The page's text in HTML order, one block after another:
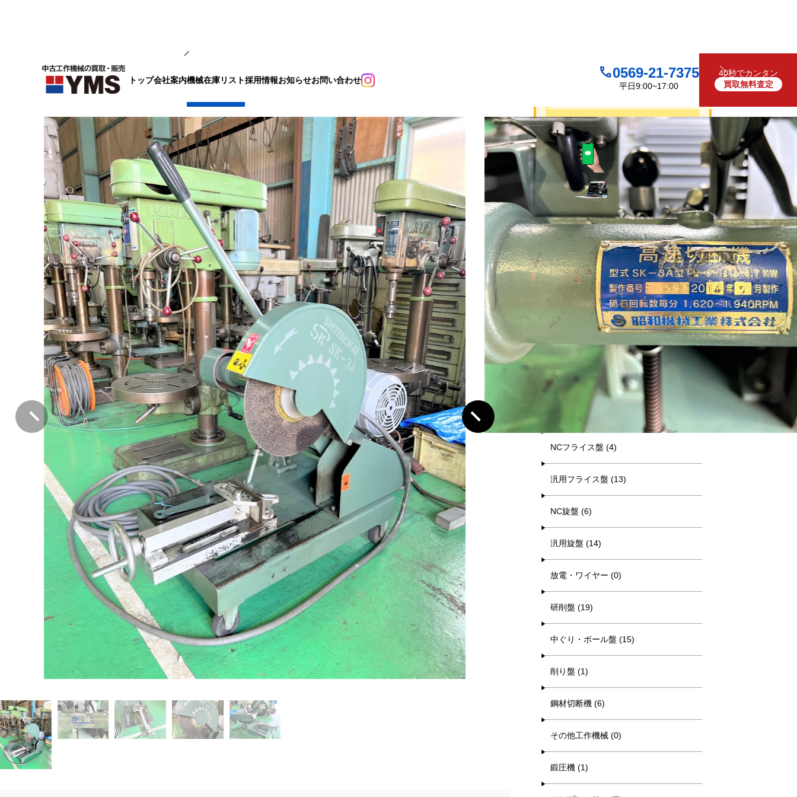
トップ会社案内機械在庫リスト採用情報お知らせお問い合わせ 0569-21-7375
平日9:00~17:00
40秒でカンタン
買取無料査定
砥石切断機 買取について
お見積り・査定は
LINEで査定（友だち追加）
買取フォームで査定
お電話でも受け付けております
0569-21-7375
平日9:00~17:00
キーワード検索
カテゴリー一覧
マシニング (8)
NCフライス盤 (4)
汎用フライス盤 (13)
NC旋盤 (6)
汎用旋盤 (14)
放電・ワイヤー (0)
研削盤 (19)
中ぐり・ボール盤 (15)
削り盤 (1)
鋼材切断機 (6)
その他工作機械 (0)
鍛圧機 (1)